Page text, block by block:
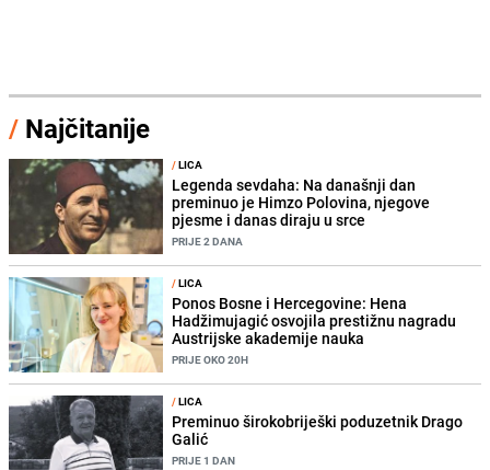
/ Najčitanije
/LICA
Legenda sevdaha: Na današnji dan
preminuo je Himzo Polovina, njegove
pjesme i danas diraju u srce
PRIJE 2 DANA
/LICA
Ponos Bosne i Hercegovine: Hena
Hadžimujagić osvojila prestižnu nagradu
Austrijske akademije nauka
PRIJE OKO 20H
/LICA
Preminuo širokobriješki poduzetnik Drago
Galić
PRIJE 1 DAN